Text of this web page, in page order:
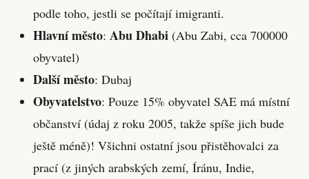
podle toho, jestli se počítají imigranti.
Hlavní město: Abu Dhabi (Abu Zabi, cca 700000
obyvatel)
Další město: Dubaj
Obyvatelstvo: Pouze 15% obyvatel SAE má místní
občanství (údaj z roku 2005, takže spíše jich bude
ještě méně)! Všichni ostatní jsou přistěhovalci za
prací (z jiných arabských zemí, Íránu, Indie,